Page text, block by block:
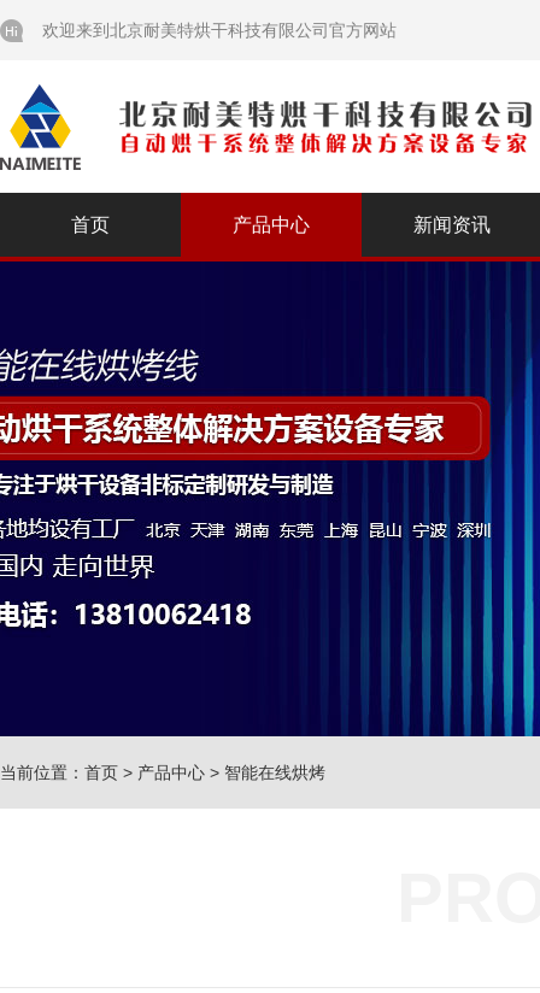
欢迎来到北京耐美特烘干科技有限公司官方网站
首页 产品中心 新闻资讯
当前位置： 首页 > 产品中心 > 智能在线烘烤